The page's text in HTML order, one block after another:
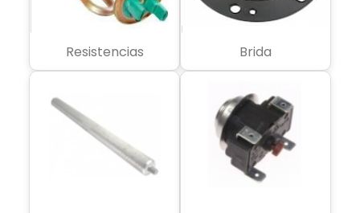
Resistencias Brida